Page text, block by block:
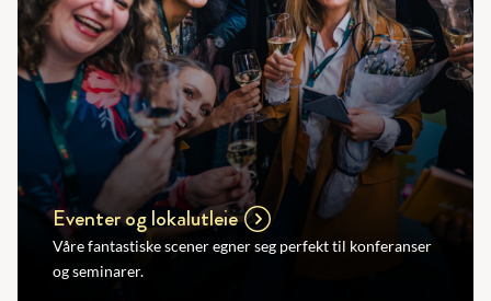
Eventer og lokalutleie
Våre fantastiske scener egner seg perfekt til konferanser
og seminarer.